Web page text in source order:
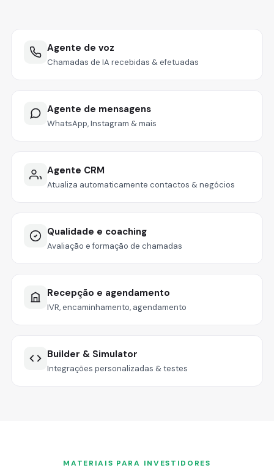
Agente de voz
Chamadas de IA recebidas & efetuadas
Agente de mensagens
WhatsApp, Instagram & mais
Agente CRM
Atualiza automaticamente contactos & negócios
Qualidade e coaching
Avaliação e formação de chamadas
Recepção e agendamento
IVR, encaminhamento, agendamento
Builder & Simulator
Integrações personalizadas & testes
MATERIAIS PARA INVESTIDORES